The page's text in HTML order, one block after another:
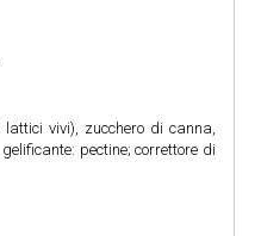
vivi), zucchero di canna,
pectine; correttore di